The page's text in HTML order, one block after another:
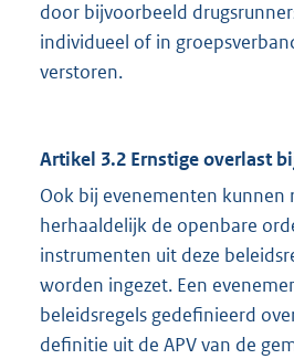
door bijvoorbeeld
individueel of in
verstoren.
Artikel 3.2 Ernstige overlast
Ook bij evenementen kunnen
herhaaldelijk de openbare
instrumenten uit deze
worden ingezet. Een
beleidsregels gedefinieerd
definitie uit de APV van de